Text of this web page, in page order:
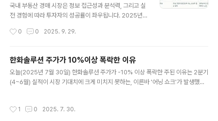
정적인 현금 흐름을 만들 수 있어, 은퇴한 농민에게 매우 인
기 있는 제도입니다.농지연금 가입 자격 조건농지연금에
한민국 국민이어야 하며,신청 연도 말일 기준 만 60세 이
국내 부동산 경매 시장은 정보 접근성과 분석력, 그리고 실
전 경험에 따라 투자자의 성공률이 좌우됩니다. 2025년
특징과 가입비, 그리고 장단점을 블로그 맞춤형 구체적 후
2025년 기준 투자자가 많이 활용하는 대표 경매 사이트는
지지옥션, 탱크옥션, 스피드옥션, 굿옥션, 대법원 경매정보
입니다.① 권리분석과 데이터 신뢰도 중심 - 지지옥션지지
옥션은 1990년대부터 축적해온 입찰 사례, 법원 데이터,
장점: 통계 기반 권리분석, 전문 코멘트, 용어해설, 과거 입
0 0 2025. 9. 29.
한화솔루션 주가가 10%이상 폭락한 이유
오늘(2025년 7월 30일) 한화솔루션 주가가 -10% 이상 폭락한 주된 이유는 2분기
(4~6월) 실적이 시장 기대치에 크게 미치지 못하는, 이른바 '어닝 쇼크'가 발생했기
망치(매출 3조2,390억원, 영업이익 1,401억원)에 한참 못 미쳤습니다. 실제로 매출
1 0 2025. 7. 30.